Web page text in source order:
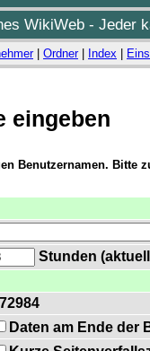
WikiWeb - Jeder
| Ordner| Index
eingeben
Benutzernamen. Bitte
Stunden
Daten am Ende der